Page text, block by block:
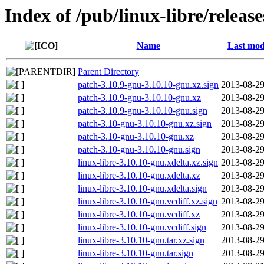
Index of /pub/linux-libre/
Name Last
Parent Directory
patch-3.10.9-gnu-3.10.10-gnu.xz.sign 2013-08-
patch-3.10.9-gnu-3.10.10-gnu.xz
2013-08-
patch-3.10.9-gnu-3.10.10-gnu.sign
2013-08-
patch-3.10-gnu-3.10.10-gnu.xz.sign
2013-08-
patch-3.10-gnu-3.10.10-gnu.xz
2013-08-
patch-3.10-gnu-3.10.10-gnu.sign
2013-08-
linux-libre-3.10.10-gnu.xdelta.xz.sign 2013-08-
linux-libre-3.10.10-gnu.xdelta.xz
2013-08-
linux-libre-3.10.10-gnu.xdelta.sign
2013-08-
linux-libre-3.10.10-gnu.vcdiff.xz.sign 2013-08-
linux-libre-3.10.10-gnu.vcdiff.xz
2013-08-
linux-libre-3.10.10-gnu.vcdiff.sign
2013-08-
linux-libre-3.10.10-gnu.tar.xz.sign
2013-08-
linux-libre-3.10.10-gnu.tar.sign
2013-08-